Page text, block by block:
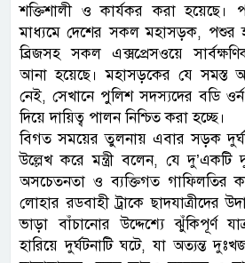
শক্তিশালী ও কার্যকর করা হয়েছে।
মাধ্যমে দেশের সকল মহাসড়ক, পশুর
ব্রিজসহ সকল এক্সপ্রেসওয়ে
আনা হয়েছে। মহাসড়কের যে সমস্ত
নেই, সেখানে পুলিশ সদস্যদের বডি
দিয়ে দায়িত্ব পালন নিশ্চিত করা হচ্ছে।
বিগত সময়ের তুলনায় এবার সড়ক
উল্লেখ করে মন্ত্রী বলেন, যে দু’একটি
অসচেতনতা ও ব্যক্তিগত গাফিলতির
লোহার রডবাহী ট্রাকে ছাদযাত্রীদের
ভাড়া বাঁচানোর উদ্দেশ্যে ঝুঁকিপূর্ণ
হারিয়ে দুর্ঘটনাটি ঘটে, যা অত্যন্ত